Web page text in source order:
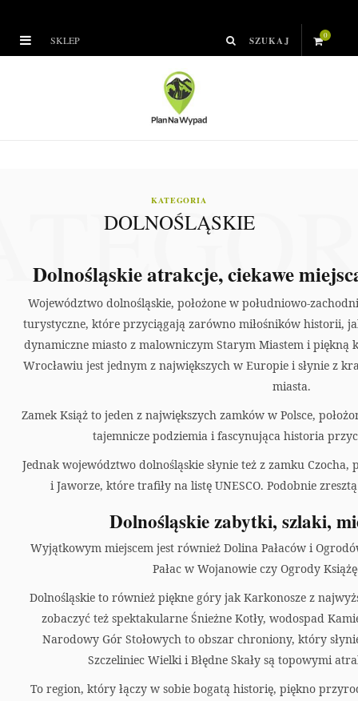
SKLEP 0
C
t
KATEGORIA
DOLNOŚLĄSKIE
Dolnośląskie atrakcje, ciekawe
Województwo dolnośląskie, położone w południowo-
turystyczne, które przyciągają zarówno miłośników historii,
dynamiczne miasto z malowniczym Starym Miastem i piękną
Wrocławiu jest jednym z największych w Europie i słynie z
miasta.
Zamek Książ to jeden z największych zamków w Polsce,
tajemnicze podziemia i fascynująca historia
Jednak województwo dolnośląskie słynie też z zamku
i Jaworze, które trafiły na listę UNESCO. Podobnie
Dolnośląskie zabytki, szlaki,
Wyjątkowym miejscem jest również Dolina Pałaców i
Pałac w Wojanowie czy Ogrody
Dolnośląskie to również piękne góry jak Karkonosze z
zobaczyć też spektakularne Śnieżne Kotły, wodospad
Narodowy Gór Stołowych to obszar chroniony, który
Szczeliniec Wielki i Błędne Skały są topowymi
To region, który łączy w sobie bogatą historię, piękno